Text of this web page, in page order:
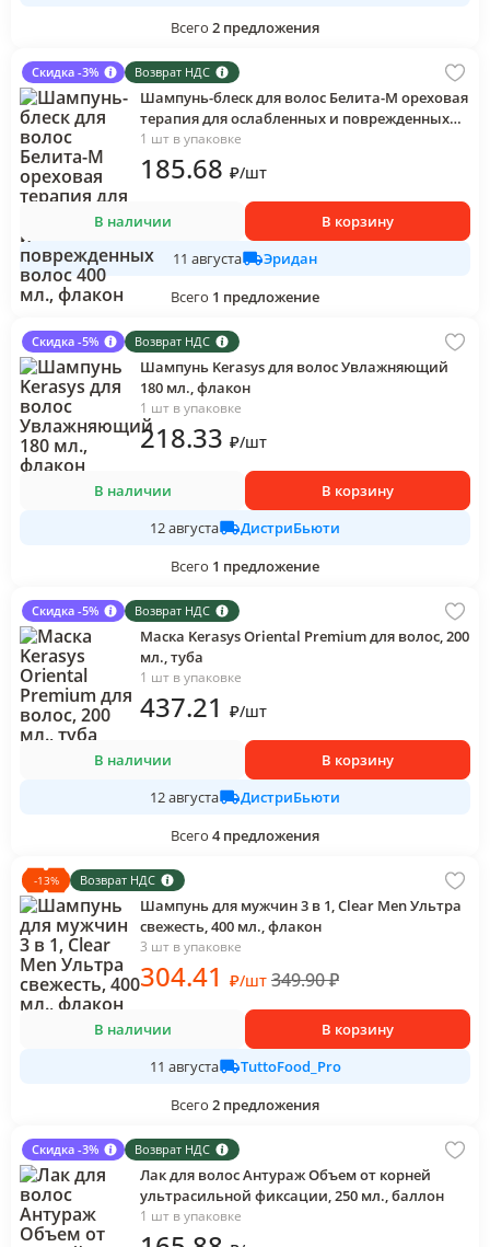
Всего 2 предложения
Скидка -3% Возврат НДС
Шампунь-блеск для волос Белита-М ореховая
терапия для ослабленных и поврежденных
волос 400 мл., флакон
1 шт в упаковке
185.68 ₽/шт
В наличии
В корзину
11 августа
Эридан
Всего 1 предложение
Скидка -5% Возврат НДС
Шампунь Kerasys для волос Увлажняющий
180 мл., флакон
1 шт в упаковке
218.33 ₽/шт
В наличии
В корзину
12 августа
ДистриБьюти
Всего 1 предложение
Скидка -5% Возврат НДС
Маска Kerasys Oriental Premium для волос, 200
мл., туба
1 шт в упаковке
437.21 ₽/шт
В наличии
В корзину
12 августа
ДистриБьюти
Всего 4 предложения
-13% Возврат НДС
Шампунь для мужчин 3 в 1, Clear Men Ультра
свежесть, 400 мл., флакон
3 шт в упаковке
304.41 ₽/шт 349.90₽
В наличии
В корзину
11 августа
TuttoFood_Pro
Всего 2 предложения
Скидка -3% Возврат НДС
Лак для волос Антураж Объем от корней
ультрасильной фиксации, 250 мл., баллон
1 шт в упаковке